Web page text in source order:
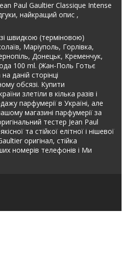
Paul Gaultier Classique Intense
найкращий опис ,
швидкою (терміновою)
Маріуполь, Горлівка,
Донецьк, Кременчук,
100 ml. (Жан-Поль Готьє
даній сторінці
обсязі. Купити
злетіли в кілька разів і
парфумерії в Україні, але
магазині парфумерії за
тестер Jean Paul
та стійкої елітної і нішевої
оригінал, стійка
номерів телефонів і Ми